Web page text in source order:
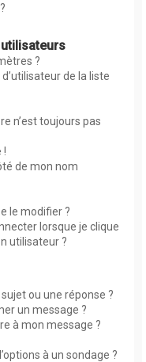
?
de la liste
n’est toujours pas
!
de mon nom
le modifier ?
lorsque je clique
utilisateur ?
ou une réponse ?
un message ?
à mon message ?
à un sondage ?